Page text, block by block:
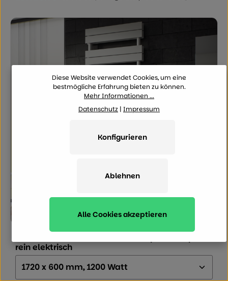
Durchschnittliche Bewertung von 0
rein elektrisch
Diese Website verwendet Cookies, um eine
bestmögliche Erfahrung bieten zu können.
Mehr Informationen ...
Datenschutz | Impressum
Ablehnen
Konfigurieren
Alle Cookies akzeptieren